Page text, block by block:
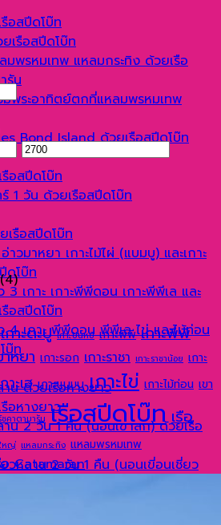
รือสปีดโบ๊ท
ยเรือสปีดโบ๊ท
มพรหมเทพ แหลมกระทิง ด้วยเรือ
รัน
มพระอาทิตย์ตกที่แหลมพรหมเทพ
Bond Island ด้วยเรือสปีดโบ๊ท
รือสปีดโบ๊ท
ร์ 1 วัน ด้วยเรือสปีดโบ๊ท
เรือสปีดโบ๊ท
าวมาหยา เกาะไม้ไผ่ (แบมบู) และเกาะ
ดโบ๊ท
3 เกาะ เกาะพีพีดอน เกาะพีพีเล และ
รือสปีดโบ๊ท
4 เกาะ พีพีดอน พีพีเล ไข่ และไม้ท่อน
บ๊ท
าน ด้วยเรือหางยาว
อหางยาว
าน 2 วัน 1 คืน (นอนเขาสก) ด้วยเรือ
ยวหลาน 2 วัน 1 คืน (นอนเขี่อนเชี่ยว
ราคา
สูงสุด
(4)
เกาะตะปู เกาะปันหยี เกาะพีพี เกาะพีพี
าหยา เกาะรอก เกาะราชา เกาะราชาน้อย เกาะ
าะเฮ เกาะแบมบู เกาะไข่ เกาะไม้ท่อน เขา
ชคาตามารัน เรือสปีดโบ๊ท เรือ
หญ่ แหลมกระทิง แหลมพรหมเทพ